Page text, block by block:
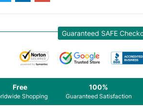
Guaranteed SAFE
Free
Shopping
100%
Guaranteed Satisfaction